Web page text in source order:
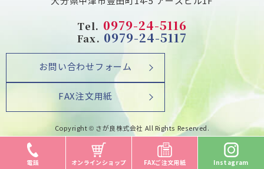
Tel. 0979-24-5116
Fax. 0979-24-5117
お問い合わせフォーム
FAX注文用紙
Copyright © さが良株式会社 All Rights Reserved.
電話 オンラインショップ FAXご注文用紙 Instagram